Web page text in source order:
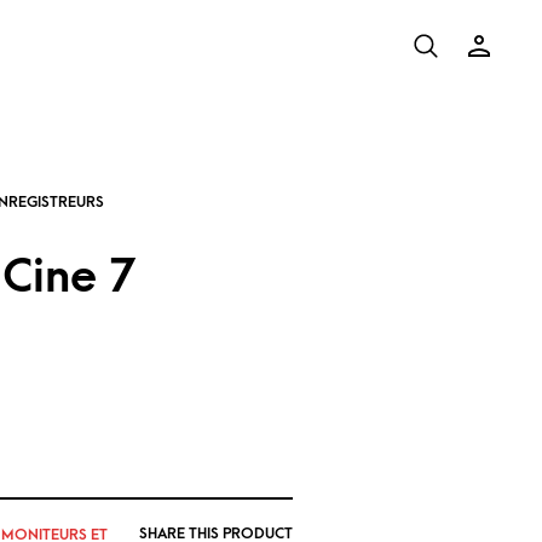
7
MONITEURS ET SHARE THIS PRODUCT